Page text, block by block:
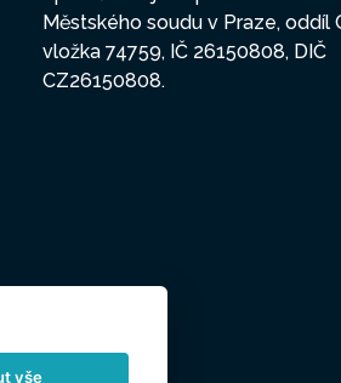
Městského soudu v Praze, oddíl
vložka 74759, IČ 26150808, DIČ
CZ26150808.
vše